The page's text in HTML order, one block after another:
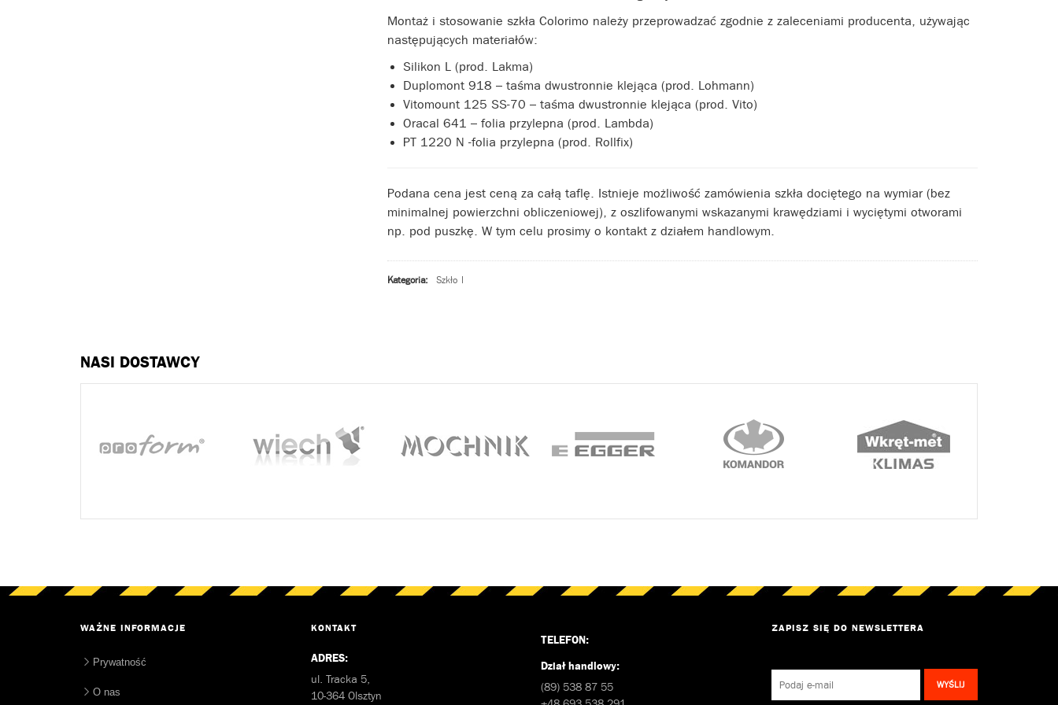
Montaż i stosowanie szkła Colorimo należy przeprowadzać zgodnie z zaleceniami producenta, używając
następujących materiałów:
Silikon L (prod. Lakma)
Duplomont 918 – taśma dwustronnie klejąca (prod. Lohmann)
Vitomount 125 SS-70 – taśma dwustronnie klejąca (prod. Vito)
Oracal 641 – folia przylepna (prod. Lambda)
PT 1220 N -folia przylepna (prod. Rollfix)
Podana cena jest ceną za całą taflę. Istnieje możliwość zamówienia szkła dociętego na wymiar (bez
minimalnej powierzchni obliczeniowej), z oszlifowanymi wskazanymi krawędziami i wyciętymi otworami
np. pod puszkę. W tym celu prosimy o kontakt z działem handlowym.
Kategoria: Szkło
NASI DOSTAWCY
WAŻNE INFORMACJE
Prywatność
O nas
KONTAKT
ADRES:
ul. Tracka 5,
10-364 Olsztyn
TELEFON:
Dział handlowy:
(89) 538 87 55
ZAPISZ SIĘ DO NEWSLETTERA